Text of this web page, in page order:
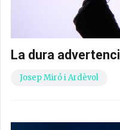
La dura
Josep Miró i Ardèvol